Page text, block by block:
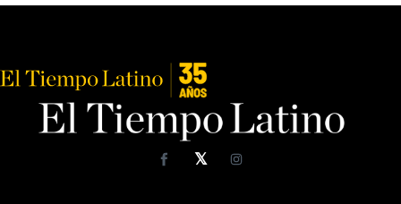
𝕏
FacebookInstagram